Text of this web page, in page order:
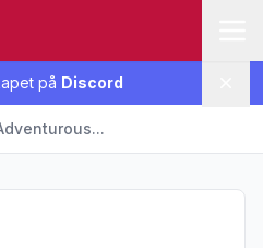
på Discord